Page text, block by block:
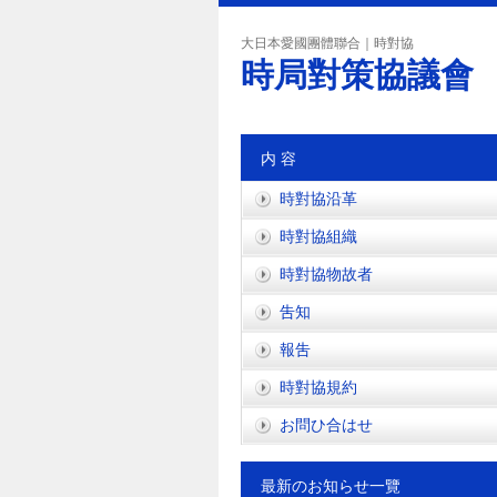
大日本愛國團體聯合｜時對協
時局對策協議會
内 容
時對協沿革
時對協組織
時對協物故者
吿知
報吿
時對協規約
お問ひ合はせ
最新のお知らせ一覽